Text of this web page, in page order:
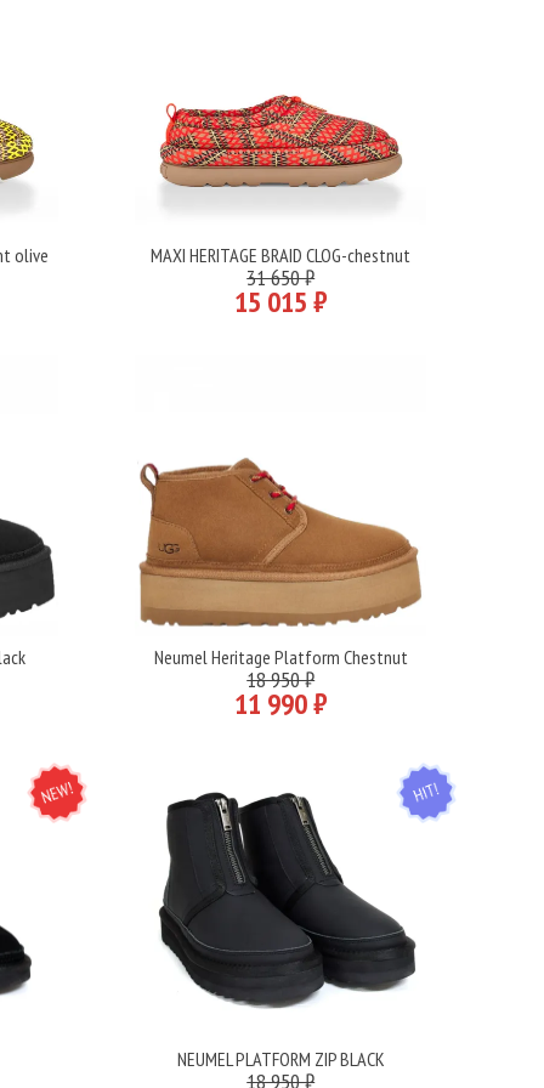
olive Подробнее
MAXI HERITAGE BRAID CLOG-chestnut
31 650 ₽
15 015 ₽
Подробнее
Neumel Heritage Platform Chestnut
18 950 ₽
11 990 ₽
NEW HIT
Подробнее
NEUMEL PLATFORM ZIP BLACK
18 950 ₽